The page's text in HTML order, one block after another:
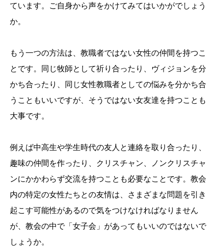
ています。ご自身から声をかけてみてはいかがでしょう
か。
もう一つの方法は、教職者ではない女性の仲間を持つこ
とです。同じ牧師として祈り合ったり、ヴィジョンを分
かち合ったり、同じ女性教職者としての悩みを分かち合
うこともいいですが、そうではない女友達を持つことも
大事です。
例えば中高生や学生時代の友人と連絡を取り合ったり、
趣味の仲間を作ったり、クリスチャン、ノンクリスチャ
ンにかかわらず交流を持つことも必要なことです。教会
内の特定の女性たちとの友情は、さまざまな問題を引き
起こす可能性があるので気をつけなければなりません
が、教会の中で「女子会」があってもいいのではないで
しょうか。